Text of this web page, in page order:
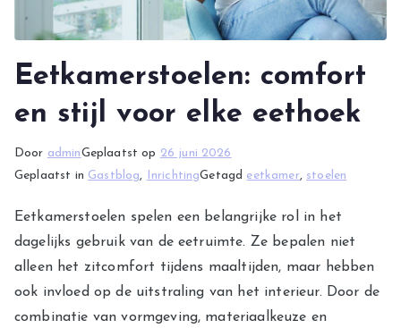
Eetkamerstoelen: comfort
en stijl voor elke eethoek
Door adminGeplaatst op 26 juni 2026
Geplaatst in Gastblog, InrichtingGetagd eetkamer, stoelen
Eetkamerstoelen spelen een belangrijke rol in het
dagelijks gebruik van de eetruimte. Ze bepalen niet
alleen het zitcomfort tijdens maaltijden, maar hebben
ook invloed op de uitstraling van het interieur. Door de
combinatie van vormgeving, materiaalkeuze en